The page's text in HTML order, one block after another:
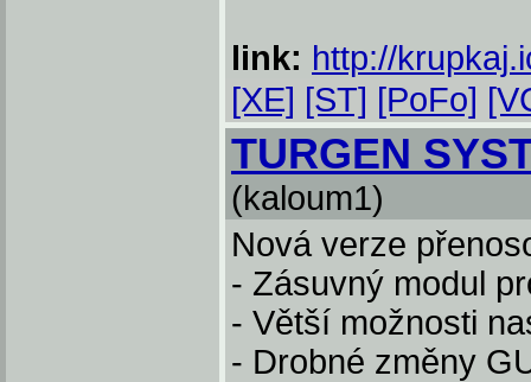
link: http://
[XE] [ST] [PoFo]
TURGEN
(kaloum1)
Nová verze
- Zásuvný modul
- Větší možnosti
- Drobné změny